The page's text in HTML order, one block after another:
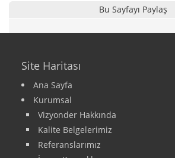
Bu Sayfayı Paylaş
Site Haritası
Ana Sayfa
Kurumsal
Vizyonder Hakkında
Kalite Belgelerimiz
Referanslarımız